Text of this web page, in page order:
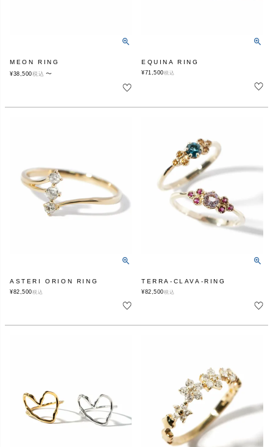
MEON RING
¥38,500税込 〜
EQUINA RING
¥71,500税込
ASTERI ORION RING
¥82,500税込
TERRA-CLAVA-RING
¥82,500税込